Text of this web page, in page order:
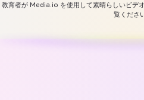
教育者が Media.io を使用して素晴らしいビデ
覧くださ